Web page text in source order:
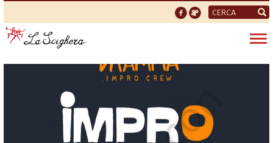
Form
di
ricerca